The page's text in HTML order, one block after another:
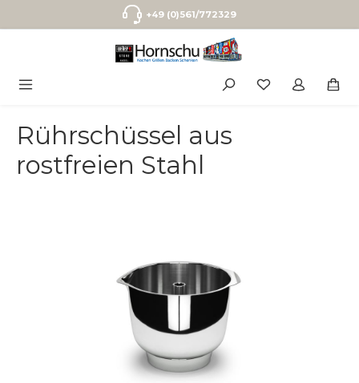
Zum Hauptinhalt springen+49 (0)561/772329
Rührschüssel aus
rostfreien Stahl